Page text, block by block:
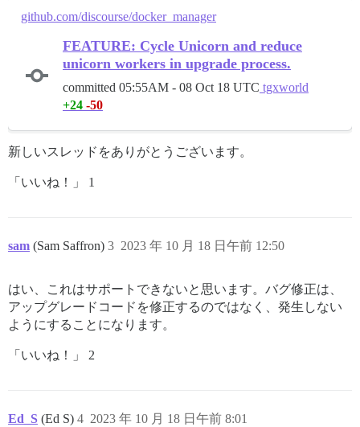
github.com/discourse/docker_manager
FEATURE: Cycle Unicorn and reduce
unicorn workers in upgrade process.
committed 05:55AM - 08 Oct 18 UTC tgxworld
+24 -50
新しいスレッドをありがとうございます。
「いいね！」 1
sam (Sam Saffron) 2023 年 10 月 18 日午前 12:50
3
はい、これはサポートできないと思います。バグ修正は、
アップグレードコードを修正するのではなく、発生しない
ようにすることになります。
「いいね！」 2
Ed_S (Ed S) 2023 年 10 月 18 日午前 8:01
4